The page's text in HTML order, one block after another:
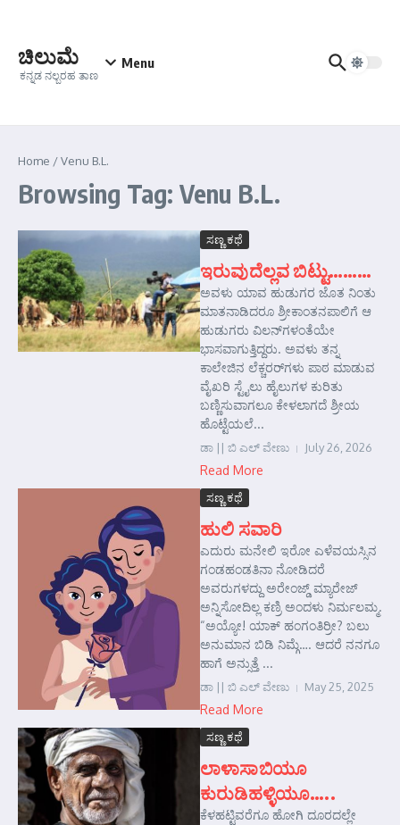
ಚಿಲುಮೆ
ಕನ್ನಡ ನಲ್ಬರಹ ತಾಣ
Menu
Home /Venu B.L.
Browsing Tag: Venu B.L.
ಸಣ್ಣ ಕಥೆ
ಇರುವುದೆಲ್ಲವ ಬಿಟ್ಟು………
ಅವಳು ಯಾವ ಹುಡುಗರ ಜೊತ ನಿಂತು
ಮಾತನಾಡಿದರೂ ಶ್ರೀಕಾಂತನಪಾಲಿಗೆ ಆ
ಹುಡುಗರು ವಿಲನ್‌ಗಳಂತೆಯೇ
ಭಾಸವಾಗುತ್ತಿದ್ದರು. ಅವಳು ತನ್ನ
ಕಾಲೇಜಿನ ಲೆಕ್ಚರರ್‌ಗಳು ಪಾಠ ಮಾಡುವ
ವೈಖರಿ ಸ್ಟೈಲು ಹೈಲುಗಳ ಕುರಿತು
ಬಣ್ಣಿಸುವಾಗಲೂ ಕೇಳಲಾಗದೆ ಶ್ರೀಯ
ಹೊಟ್ಟೆಯಲೆ...
ಡಾ || ಬಿ ಎಲ್ ವೇಣು July 26, 2026
Read More
ಸಣ್ಣ ಕಥೆ
ಹುಲಿ ಸವಾರಿ
ಎದುರು ಮನೇಲಿ ಇರೋ ಎಳೆವಯಸ್ಸಿನ
ಗಂಡಹಂಡತಿನಾ ನೋಡಿದರೆ
ಅವರುಗಳದ್ದು ಅರೇಂಜ್ಡ್ ಮ್ಯಾರೇಜ್‌
ಅನ್ನಿಸೋದಿಲ್ಲ ಕಣ್ರಿ ಅಂದಳು ನಿರ್ಮಲಮ್ಮ.
“ಅಯ್ಯೋ! ಯಾಕ್‌ ಹಂಗಂತಿರ್ರೀ? ಬಲು
ಅನುಮಾನ ಬಿಡಿ ನಿಮ್ಗೆ…. ಆದರೆ ನನಗೂ
ಹಾಗೆ ಅನ್ಸುತ್ತೆ ...
ಡಾ || ಬಿ ಎಲ್ ವೇಣು May 25, 2025
Read More
ಸಣ್ಣ ಕಥೆ
ಲಾಳಾಸಾಬಿಯೂ
ಕುರುಡಿಹಳ್ಳಿಯೂ…..
ಕೆಳಹಟ್ಟಿವರೆಗೂ ಹೋಗಿ ದೂರದಲ್ಲೇ